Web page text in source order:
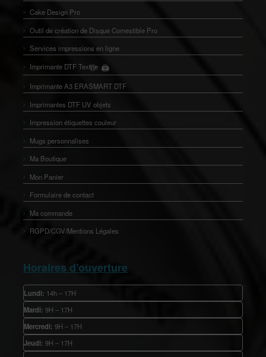
Cake Design Pro
Outil de création de Disque Comestible Pro
Services impressions en ligne
Imprimante DTF Textile 🖨️
👕
Imprimante A3 ERASMART DTF
Imprimantes DTF UV objets
Impression étiquettes couleur
Mugs personnalises
Ma Boutique
Mon Panier
Formulaire de contact
Ma commande
RGPD/CGV/Mentions Légales
Horaires d’ouverture
Lundi: 14h – 17H
Mardi: 9H – 17H
Mercredi: 9H – 17H
Jeudi: 9H – 17H